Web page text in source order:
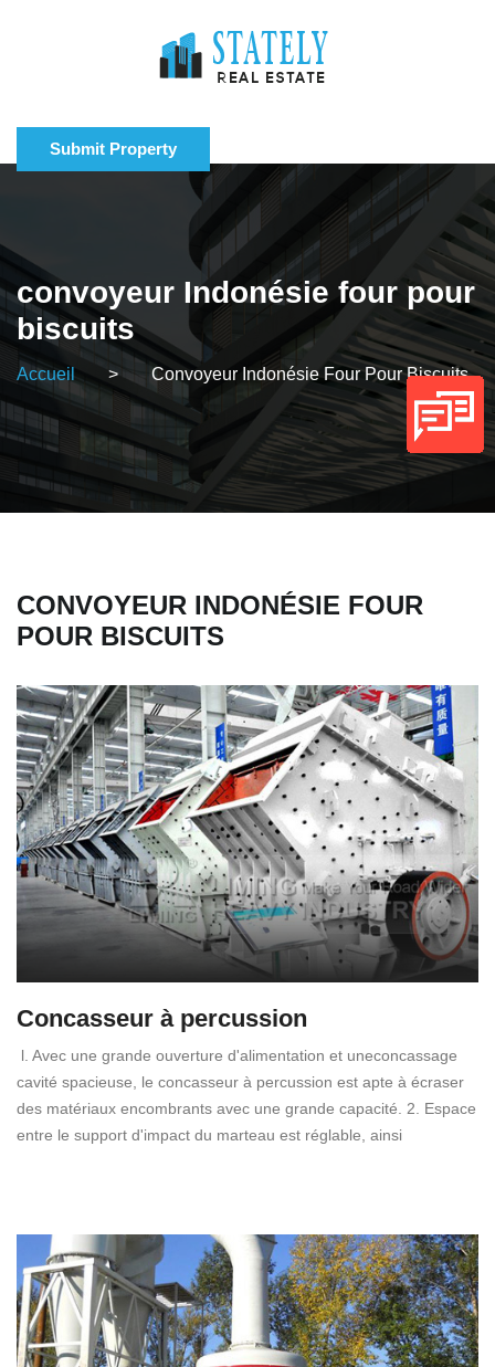
Submit Property
convoyeur Indonésie four pour
biscuits
Accueil > Convoyeur Indonésie Four Pour Biscuits
CONVOYEUR INDONÉSIE FOUR
POUR BISCUITS
Concasseur à percussion
l. Avec une grande ouverture d'alimentation et uneconcassage
cavité spacieuse, le concasseur à percussion est apte à écraser
des matériaux encombrants avec une grande capacité. 2. Espace
entre le support d'impact du marteau est réglable, ainsi